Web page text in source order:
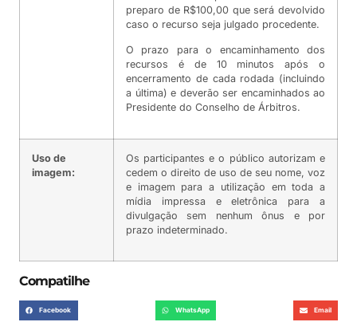
preparo de R$100,00 que será devolvido
caso o recurso seja julgado procedente.
O prazo para o encaminhamento dos
recursos é de 10 minutos após o
encerramento de cada rodada (incluindo
a última) e deverão ser encaminhados ao
Presidente do Conselho de Árbitros.
Uso de
imagem:
Os participantes e o público autorizam e
cedem o direito de uso de seu nome, voz
e imagem para a utilização em toda a
mídia impressa e eletrônica para a
divulgação sem nenhum ônus e por
prazo indeterminado.
Compatilhe
Facebook WhatsApp Email